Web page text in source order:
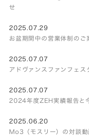
せ
2025.07.29
お盆期間中の営業体制のご
2025.07.07
アドヴァンスファンフェス
2025.07.07
2024年度ZEH実績報告と
2025.06.20
Mo3（モスリー）の対談